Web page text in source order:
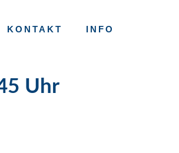
KONTAKT INFO
Uhr